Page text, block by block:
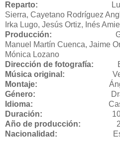
Reparto:
Sierra, Cayetano Rodríguez
Irka Lugo, Jesús Ortiz, Inés
Producción:
Manuel Martín Cuenca, Jaime
Mónica Lozano
Dirección de fotografía:
Música original :
Montaje:
Género:
Idioma:
Duración:
Año de producción:
Nacionalidad :